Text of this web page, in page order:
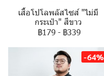
เสื้อโปโลพลัสไซส์ "ไม่มี
กระเป๋า" สีขาว
฿179 - ฿339
-64%